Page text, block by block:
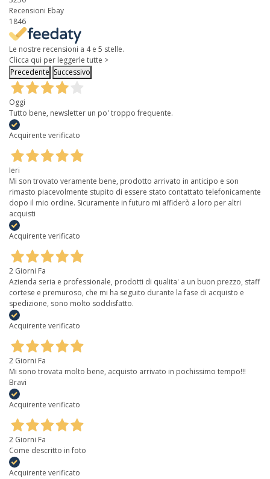
Recensioni Ebay
1846
Le nostre recensioni a 4 e 5 stelle.
Clicca qui per leggerle tutte >
Precedente Successivo
Oggi
Tutto bene, newsletter un po' troppo frequente.
Acquirente verificato
Ieri
Mi son trovato veramente bene, prodotto arrivato in anticipo e son
rimasto piacevolmente stupito di essere stato contattato telefonicamente
dopo il mio ordine. Sicuramente in futuro mi affiderò a loro per altri
acquisti
Acquirente verificato
2 Giorni Fa
Azienda seria e professionale, prodotti di qualita' a un buon prezzo, staff
cortese e premuroso, che mi ha seguito durante la fase di acquisto e
spedizione, sono molto soddisfatto.
Acquirente verificato
2 Giorni Fa
Mi sono trovata molto bene, acquisto arrivato in pochissimo tempo!!!
Bravi
Acquirente verificato
2 Giorni Fa
Come descritto in foto
Acquirente verificato